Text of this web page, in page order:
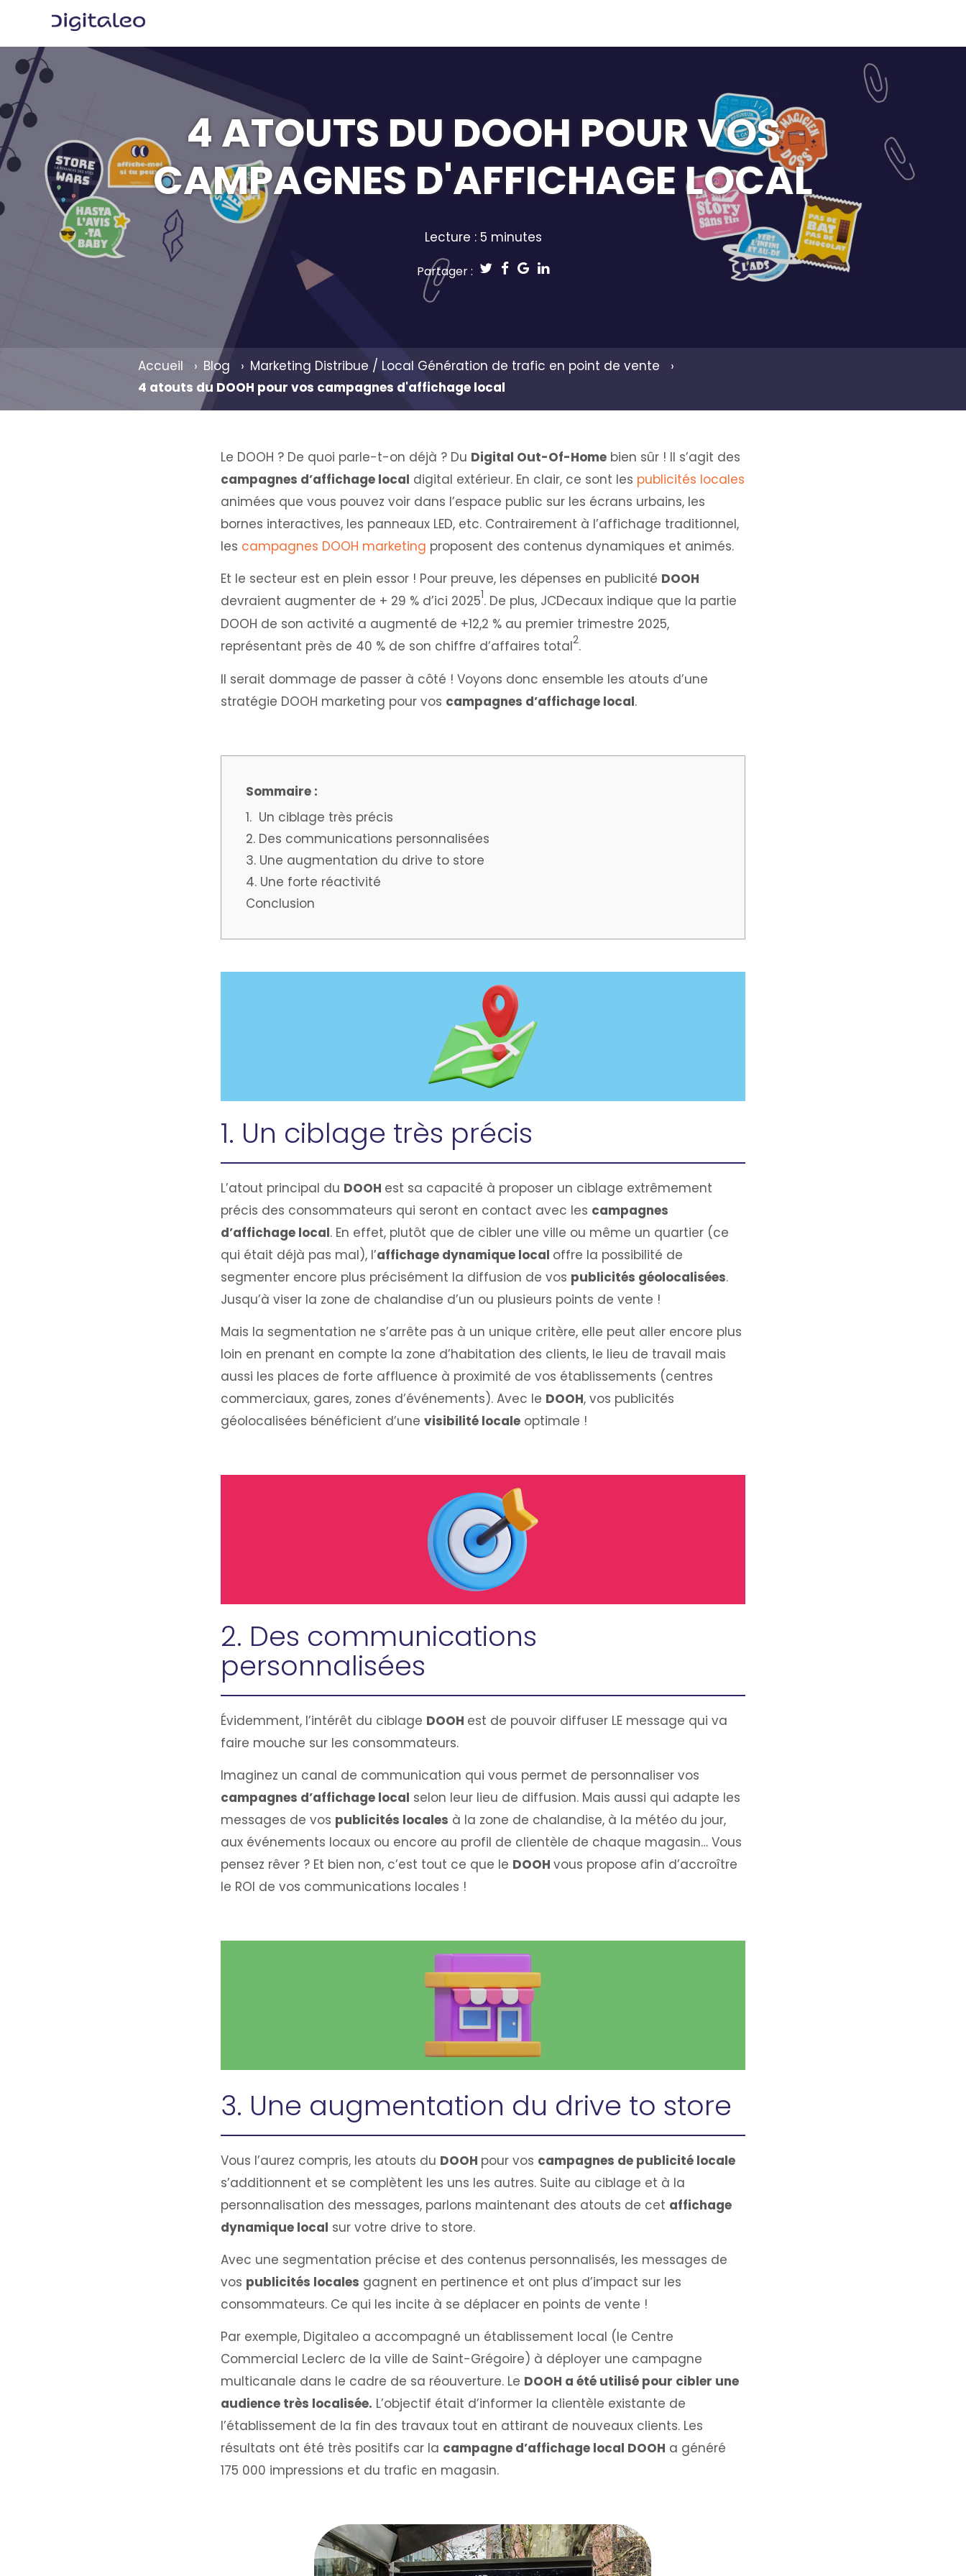
4 ATOUTS DU DOOH POUR VOS
CAMPAGNES D'AFFICHAGE LOCAL
Lecture : 5 minutes
Partager :
Accueil Blog Marketing Distribue / Local Génération de trafic en point de vente
4 atouts du DOOH pour vos campagnes d'affichage local
Le DOOH ? De quoi parle-t-on déjà ? Du Digital Out-Of-Home bien sûr ! Il s’agit des
campagnes d’affichage local digital extérieur. En clair, ce sont les publicités locales
animées que vous pouvez voir dans l’espace public sur les écrans urbains, les
bornes interactives, les panneaux LED, etc. Contrairement à l’affichage traditionnel,
les campagnes DOOH marketing proposent des contenus dynamiques et animés.
Et le secteur est en plein essor ! Pour preuve, les dépenses en publicité DOOH
devraient augmenter de + 29 % d’ici 20251. De plus, JCDecaux indique que la partie
DOOH de son activité a augmenté de +12,2 % au premier trimestre 2025,
représentant près de 40 % de son chiffre d’affaires total2.
Il serait dommage de passer à côté ! Voyons donc ensemble les atouts d’une
stratégie DOOH marketing pour vos campagnes d’affichage local.
1. Un ciblage très précis
2. Des communications personnalisées
3. Une augmentation du drive to store
4. Une forte réactivité
Conclusion
1. Un ciblage très précis
L’atout principal du DOOH est sa capacité à proposer un ciblage extrêmement
précis des consommateurs qui seront en contact avec les campagnes
d’affichage local. En effet, plutôt que de cibler une ville ou même un quartier (ce
qui était déjà pas mal), l’affichage dynamique local offre la possibilité de
segmenter encore plus précisément la diffusion de vos publicités géolocalisées.
Jusqu’à viser la zone de chalandise d’un ou plusieurs points de vente !
Mais la segmentation ne s’arrête pas à un unique critère, elle peut aller encore plus
loin en prenant en compte la zone d’habitation des clients, le lieu de travail mais
aussi les places de forte affluence à proximité de vos établissements (centres
commerciaux, gares, zones d’événements). Avec le DOOH, vos publicités
géolocalisées bénéficient d’une visibilité locale optimale !
2. Des communications
personnalisées
Évidemment, l’intérêt du ciblage DOOH est de pouvoir diffuser LE message qui va
faire mouche sur les consommateurs.
Imaginez un canal de communication qui vous permet de personnaliser vos
campagnes d’affichage local selon leur lieu de diffusion. Mais aussi qui adapte les
messages de vos publicités locales à la zone de chalandise, à la météo du jour,
aux événements locaux ou encore au profil de clientèle de chaque magasin… Vous
pensez rêver ? Et bien non, c’est tout ce que le DOOH vous propose afin d’accroître
le ROI de vos communications locales !
3. Une augmentation du drive to store
Vous l’aurez compris, les atouts du DOOH pour vos campagnes de publicité locale
s’additionnent et se complètent les uns les autres. Suite au ciblage et à la
personnalisation des messages, parlons maintenant des atouts de cet affichage
dynamique local sur votre drive to store.
Avec une segmentation précise et des contenus personnalisés, les messages de
vos publicités locales gagnent en pertinence et ont plus d’impact sur les
consommateurs. Ce qui les incite à se déplacer en points de vente !
Par exemple, Digitaleo a accompagné un établissement local (le Centre
Commercial Leclerc de la ville de Saint-Grégoire) à déployer une campagne
multicanale dans le cadre de sa réouverture. Le DOOH a été utilisé pour cibler une
audience très localisée. L’objectif était d’informer la clientèle existante de
l’établissement de la fin des travaux tout en attirant de nouveaux clients. Les
résultats ont été très positifs car la campagne d’affichage local DOOH a généré
175 000 impressions et du trafic en magasin.